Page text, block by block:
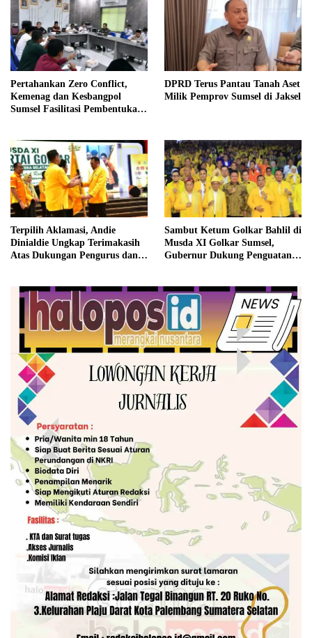
Pertahankan Zero Conflict,
Kemenag dan Kesbangpol
Sumsel Fasilitasi Pembentukan
DPRD Terus Pantau Tanah Aset
Milik Pemprov Sumsel di Jaksel
Terpilih Aklamasi, Andie
Dinialdie Ungkap Terimakasih
Atas Dukungan Pengurus dan
Sambut Ketum Golkar Bahlil di
Musda XI Golkar Sumsel,
Gubernur Dukung Penguatan